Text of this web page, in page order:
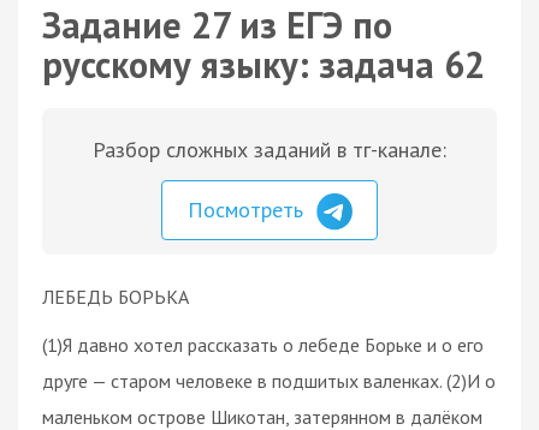
Задание 27 из ЕГЭ по
русскому языку: задача 62
Разбор сложных заданий в тг-канале:
Посмотреть
ЛЕБЕДЬ БОРЬКА
(1)Я давно хотел рассказать о лебеде Борьке и о его
друге — старом человеке в подшитых валенках. (2)И о
маленьком острове Шикотан, затерянном в далёком